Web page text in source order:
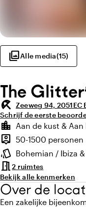
photo_libraryAlle media(15)
The
beach_access Zeeweg 94, 2051EC
Schrijf de eerste
Highlights
location_city
Locatie en omgeving
Aan de kust &
person_pin
Capaciteit
50-1500 personen
style
Sfeer en uitstraling
Bohemian / Ibiza
meeting_room2 ruimtes
Bekijk alle kenmerken
Over de
Een zakelijke